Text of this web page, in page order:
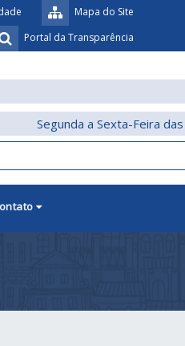
Mapa do Site
Portal da Transparência
Segunda a Sexta-Feira